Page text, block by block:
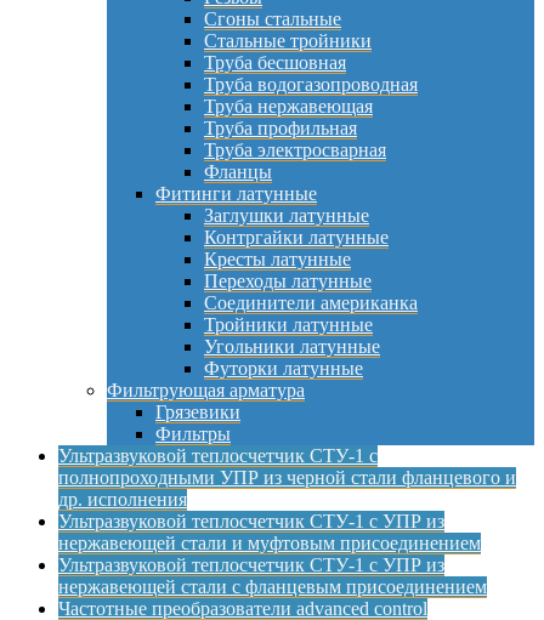
Сгоны стальные
Стальные тройники
Труба бесшовная
Труба водогазопроводная
Труба нержавеющая
Труба профильная
Труба электросварная
Фланцы
Фитинги латунные
Заглушки латунные
Контргайки латунные
Кресты латунные
Переходы латунные
Соединители американка
Тройники латунные
Угольники латунные
Футорки латунные
Фильтрующая арматура
Грязевики
Фильтры
Ультразвуковой теплосчетчик СТУ-1 с
полнопроходными УПР из черной стали фланцевого и
др. исполнения
Ультразвуковой теплосчетчик СТУ-1 с УПР из
нержавеющей стали и муфтовым присоединением
Ультразвуковой теплосчетчик СТУ-1 с УПР из
нержавеющей стали с фланцевым присоединением
Частотные преобразователи advanced control